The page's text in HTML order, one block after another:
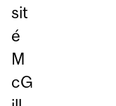
sit
é
M
cG